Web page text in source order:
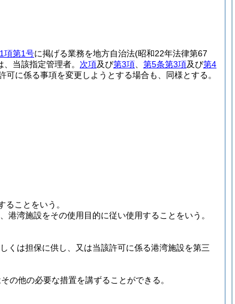
項第1号に掲げる業務を地方自治法(昭和22年法律第67
当該指定管理者。 次項及び第3項 第5条第3項及び第4
可に係る事項を変更しようとする場合も、同様とする。
ことをいう。
港湾施設をその使用目的に従い使用することをいう。
くは担保に供し、又は当該許可に係る港湾施設を第三
の他の必要な措置を講ずることができる。